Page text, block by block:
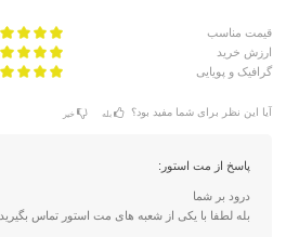
قیمت مناسب
ارزش خرید
گرافیک و پویایی
آیا این نظر برای شما مفید بود؟ بله خیر
پاسخ از مت استور:
درود بر شما
بله لطفا با یکی از شعبه های مت استور تماس بگیرید.